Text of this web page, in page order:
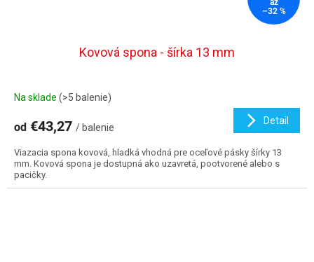
až
–32 %
Kovová spona - šírka 13 mm
Na sklade (>5 balenie)
od €43,27 / balenie
Detail
Viazacia spona kovová, hladká vhodná pre oceľové pásky šírky 13
mm. Kovová spona je dostupná ako uzavretá, pootvorené alebo s
pacičky.